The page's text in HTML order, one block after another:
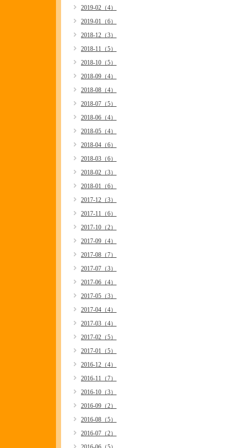
2019-02（4）
2019-01（6）
2018-12（3）
2018-11（5）
2018-10（5）
2018-09（4）
2018-08（4）
2018-07（5）
2018-06（4）
2018-05（4）
2018-04（6）
2018-03（6）
2018-02（3）
2018-01（6）
2017-12（3）
2017-11（6）
2017-10（2）
2017-09（4）
2017-08（7）
2017-07（3）
2017-06（4）
2017-05（3）
2017-04（4）
2017-03（4）
2017-02（5）
2017-01（5）
2016-12（4）
2016-11（7）
2016-10（3）
2016-09（2）
2016-08（5）
2016-07（2）